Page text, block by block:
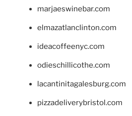
marjaeswinebar.com
elmazatlanclinton.com
ideacoffeenyc.com
odieschillicothe.com
lacantinitagalesburg.com
pizzadeliverybristol.com